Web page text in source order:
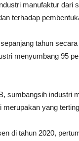
manufaktur dari
terhadap
tahun
menyumbang 95
sumbangsih industri
yang
di tahun 2020,